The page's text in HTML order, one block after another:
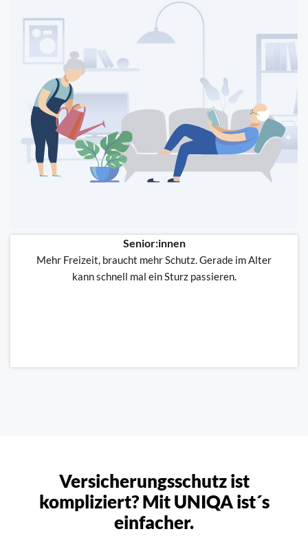
Senior:innen
Mehr Freizeit, braucht mehr Schutz. Gerade im Alter
kann schnell mal ein Sturz passieren.
Versicherungsschutz ist
kompliziert? Mit UNIQA ist´s
einfacher.